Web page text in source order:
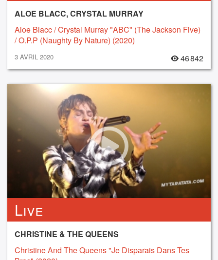
ALOE BLACC, CRYSTAL MURRAY
Aloe Blacc / Crystal Murray "ABC" (The Jackson Five)
/ O.P.P (Naughty By Nature) (2020)
3 AVRIL 2020 46 842
Live
CHRISTINE & THE QUEENS
Christine And The Queens "Je Disparais Dans Tes